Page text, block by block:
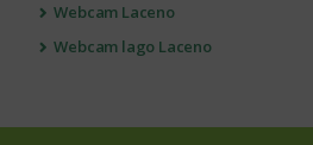
Webcam Laceno
Webcam lago Laceno